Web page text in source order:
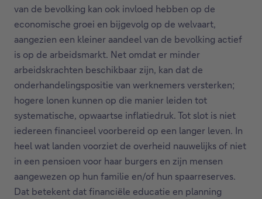
van de bevolking kan ook invloed hebben op de
economische groei en bijgevolg op de welvaart,
aangezien een kleiner aandeel van de bevolking actief
is op de arbeidsmarkt. Net omdat er minder
arbeidskrachten beschikbaar zijn, kan dat de
onderhandelingspositie van werknemers versterken;
hogere lonen kunnen op die manier leiden tot
systematische, opwaartse inflatiedruk. Tot slot is niet
iedereen financieel voorbereid op een langer leven. In
heel wat landen voorziet de overheid nauwelijks of niet
in een pensioen voor haar burgers en zijn mensen
aangewezen op hun familie en/of hun spaarreserves.
Dat betekent dat financiële educatie en planning